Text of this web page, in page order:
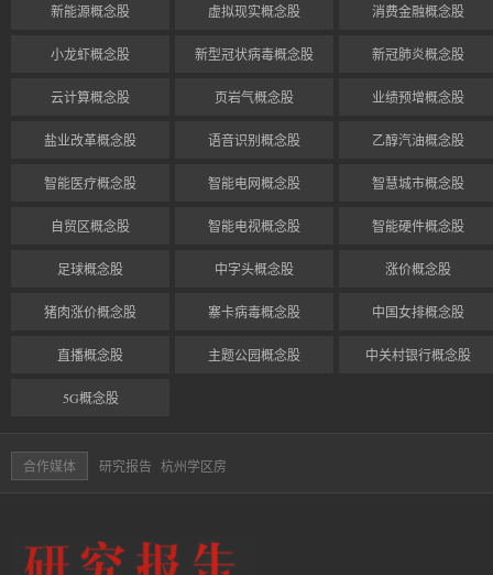
新能源概念股 虚拟现实概念股 消费金融概念股
小龙虾概念股 新型冠状病毒概念股 新冠肺炎概念股
云计算概念股 页岩气概念股 业绩预增概念股
盐业改革概念股 语音识别概念股 乙醇汽油概念股
智能医疗概念股 智能电网概念股 智慧城市概念股
自贸区概念股 智能电视概念股 智能硬件概念股
足球概念股 中字头概念股 涨价概念股
猪肉涨价概念股 寨卡病毒概念股 中国女排概念股
直播概念股 主题公园概念股 中关村银行概念股
5G概念股
合作媒体 研究报告 杭州学区房